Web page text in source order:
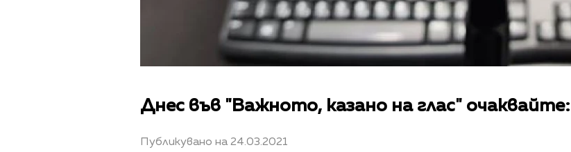
Днес във "Важното, казано на глас" очаквайте:
Публикувано на 24.03.2021